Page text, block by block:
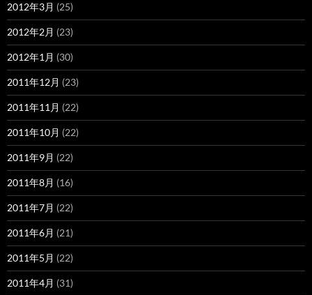
2012年3月 (25)
2012年2月 (23)
2012年1月 (30)
2011年12月 (23)
2011年11月 (22)
2011年10月 (22)
2011年9月 (22)
2011年8月 (16)
2011年7月 (22)
2011年6月 (21)
2011年5月 (22)
2011年4月 (31)